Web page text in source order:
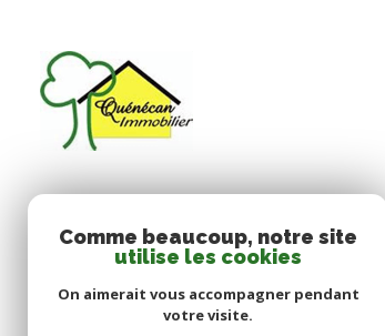
Quenecan Immobiler
contact@quenecan-immobilier.com
Comme beaucoup, notre site
utilise les cookies
On aimerait vous accompagner pendant
votre visite.